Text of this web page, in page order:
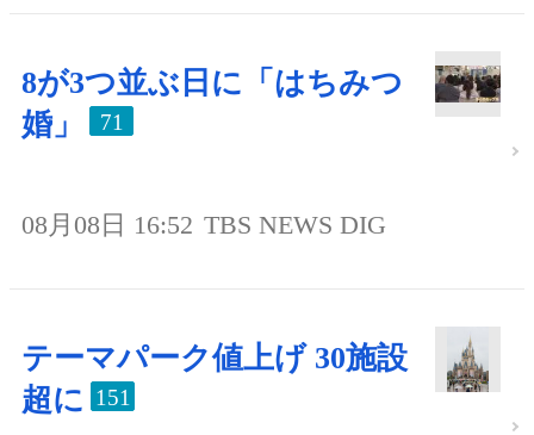
8が3つ並ぶ日に「はちみつ
婚」
71
08月08日 16:52 TBS NEWS DIG
テーマパーク値上げ 30施設
超に 151